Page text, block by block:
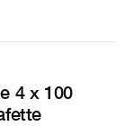
4 x 100